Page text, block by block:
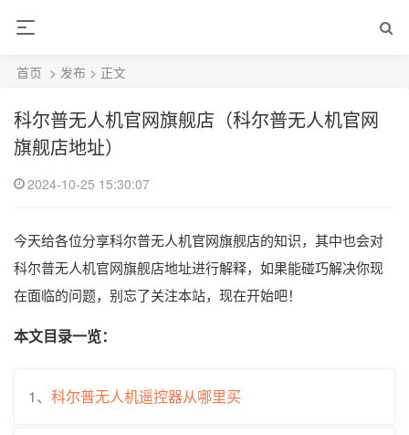
首页 > 发布 > 正文
科尔普无人机官网旗舰店（科尔普无人机官网
旗舰店地址）
2024-10-25 15:30:07
今天给各位分享科尔普无人机官网旗舰店的知识，其中也会对
科尔普无人机官网旗舰店地址进行解释，如果能碰巧解决你现
在面临的问题，别忘了关注本站，现在开始吧！
本文目录一览：
1、 科尔普无人机遥控器从哪里买